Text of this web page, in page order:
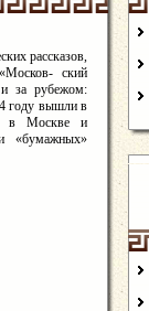
рассказов,
ский
за рубежом:
году вышли в
в Москве и
«бумажных»